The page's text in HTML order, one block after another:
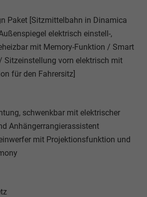
Paket [Sitzmittelbahn in Dinamica
elektrisch einstell-,
mit Memory-Funktion / Smart
Sitzeinstellung vorn elektrisch mit
für den Fahrersitz]
schwenkbar mit elektrischer
Anhängerrangierassistent
mit Projektionsfunktion und